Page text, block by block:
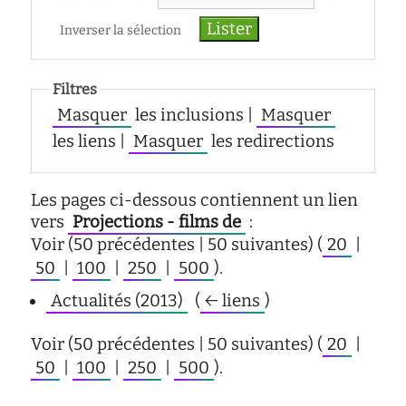
service
safesa
tutorat
Inverser la sélection
Filtres
Masquer les inclusions |
Masquer
les liens |
Masquer les redirections
Les pages ci-dessous contiennent un lien
vers Projections - films de :
Voir (50 précédentes | 50 suivantes) ( 20
50
100 250 500 ).
Actualités (2013)
( ← liens )
Voir (50 précédentes | 50 suivantes) ( 20
50
100 250 500 ).